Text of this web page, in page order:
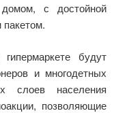
с достойной
будут
и многодетных
слоев населения
позволяющие